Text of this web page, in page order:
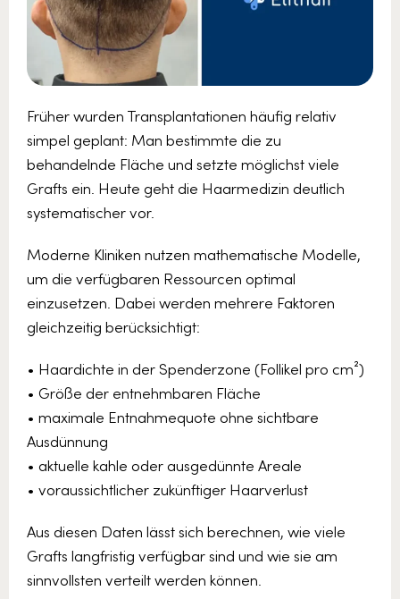
Früher wurden Transplantationen häufig relativ
simpel geplant: Man bestimmte die zu
behandelnde Fläche und setzte möglichst viele
Grafts ein. Heute geht die Haarmedizin deutlich
systematischer vor.
Moderne Kliniken nutzen mathematische Modelle,
um die verfügbaren Ressourcen optimal
einzusetzen. Dabei werden mehrere Faktoren
gleichzeitig berücksichtigt:
• Haardichte in der Spenderzone (Follikel pro cm²)
• Größe der entnehmbaren Fläche
• maximale Entnahmequote ohne sichtbare
Ausdünnung
• aktuelle kahle oder ausgedünnte Areale
• voraussichtlicher zukünftiger Haarverlust
Aus diesen Daten lässt sich berechnen, wie viele
Grafts langfristig verfügbar sind und wie sie am
sinnvollsten verteilt werden können.